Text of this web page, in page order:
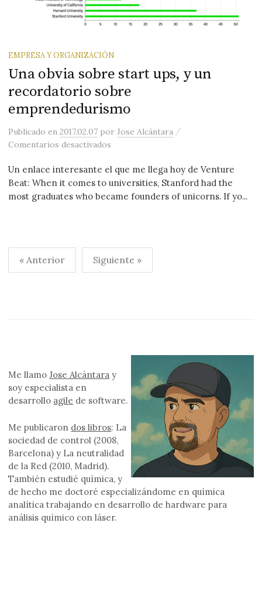
EMPRESA Y ORGANIZACIÓN
Una obvia sobre start ups, y un
recordatorio sobre
emprendedurismo
Publicadoen2017.02.07 porJose Alcántara /
Comentarios desactivados
Un enlace interesante el que me llega hoy de Venture
Beat: When it comes to universities, Stanford had the
most graduates who became founders of unicorns. If yo...
Paginación
de
« Anterior Siguiente »
Me llamoJose Alcántara y
soy especialista en
desarrollo agile de software.
Me publicaron dos libros: La
sociedad de control (2008,
Barcelona) y La neutralidad
de la Red (2010, Madrid).
También estudié química, y
de hecho me doctoré especializándome en química
analítica trabajando en desarrollo de hardware para
análisis químico con láser.